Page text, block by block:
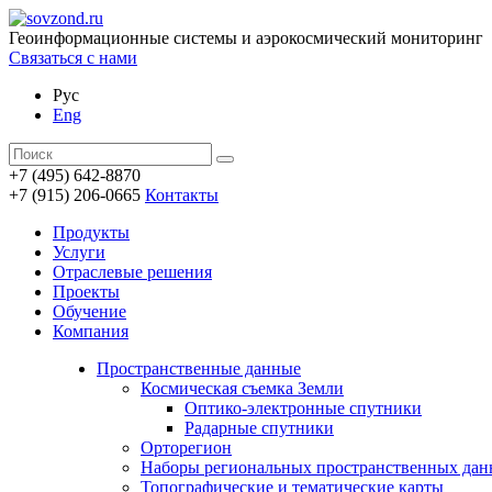
Геоинформационные системы и аэрокосмический мониторинг
Связаться с нами
Рус
Eng
+7 (495) 642-8870
+7 (915) 206-0665 Контакты
Продукты
Услуги
Отраслевые решения
Проекты
Обучение
Компания
Пространственные данные
Космическая съемка Земли
Оптико-электронные спутники
Радарные спутники
Орторегион
Наборы региональных пространственных
Топографические и тематические карты